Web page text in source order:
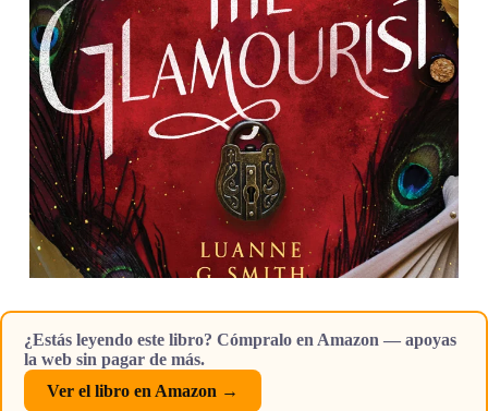
¿Estás leyendo este libro? Cómpralo en Amazon — apoyas
la web sin pagar de más.
Ver el libro en Amazon →